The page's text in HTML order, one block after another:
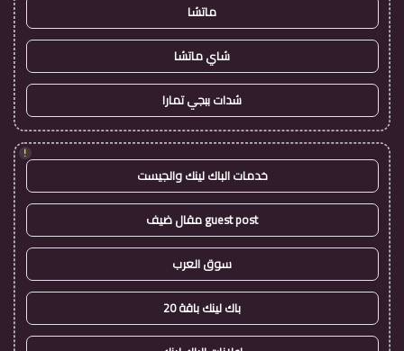
ماتشا
شاي ماتشا
شدات ببجي تمارا
!
خدمات الباك لينك والجيست
guest post مقال ضيف
سوق العرب
باك لينك باقة 20